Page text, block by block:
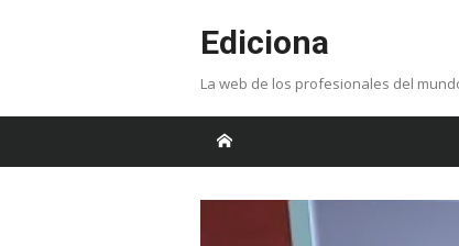
Ediciona
La web de los profesionales del